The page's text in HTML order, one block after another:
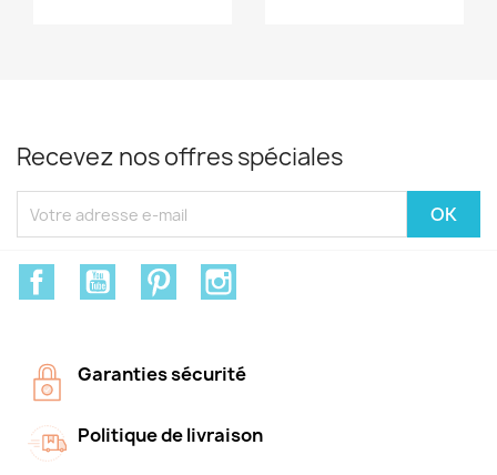
Recevez nos offres spéciales
FacebookYouTube Pinterest
Garanties sécurité
Politique de livraison